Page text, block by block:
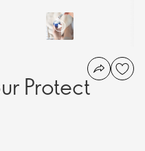
Protect